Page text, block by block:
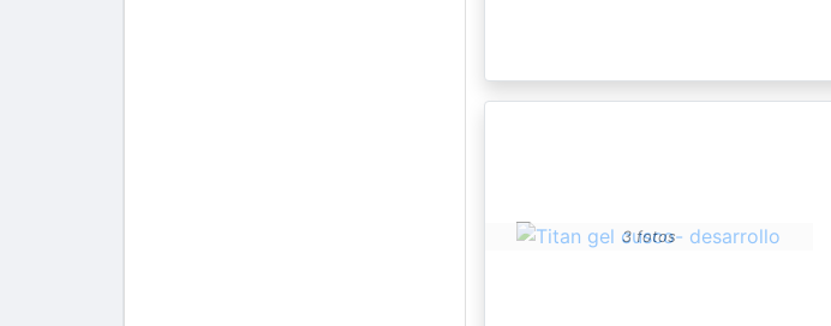
3 fotos